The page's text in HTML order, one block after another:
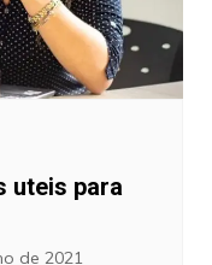
uteis para
de 2021